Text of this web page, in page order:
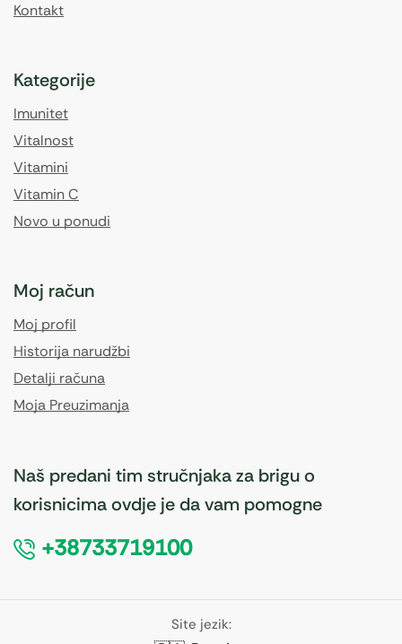
Kontakt
Kategorije
Imunitet
Vitalnost
Vitamini
Vitamin C
Novo u ponudi
Moj račun
Moj profil
Historija narudžbi
Detalji računa
Moja Preuzimanja
Naš predani tim stručnjaka za brigu o
korisnicima ovdje je da vam pomogne
+38733719100
Site jezik: